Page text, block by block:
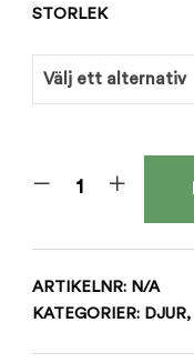
STORLEK
ARTIKELNR: N/A
KATEGORIER: DJUR,